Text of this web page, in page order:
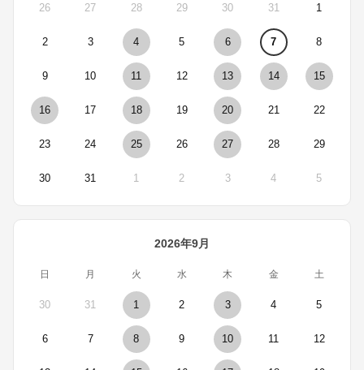
26 27 28 29 30 31 1
2 3 4 5 6 7 8
9 10 11 12 13 14 15
16 17 18 19 20 21 22
23 24 25 26 27 28 29
30 31 1 2 3 4 5
2026年9月
日 月 火 水 木 金 土
30 31 1 2 3 4 5
6 7 8 9 10 11 12